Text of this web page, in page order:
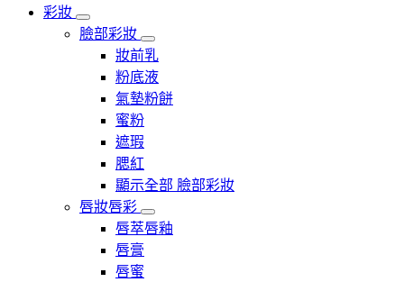
彩妝
臉部彩妝
妝前乳
粉底液
氣墊粉餅
蜜粉
遮瑕
腮紅
顯示全部 臉部彩妝
唇妝唇彩
唇萃唇釉
唇膏
唇蜜